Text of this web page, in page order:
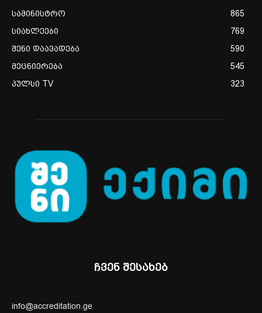
სამინისტრო
865
სიახლეები
769
შენი დაავადება
590
მეცნიერება
545
პულსი TV
323
ჩვენ შესახებ
info@accreditation.ge